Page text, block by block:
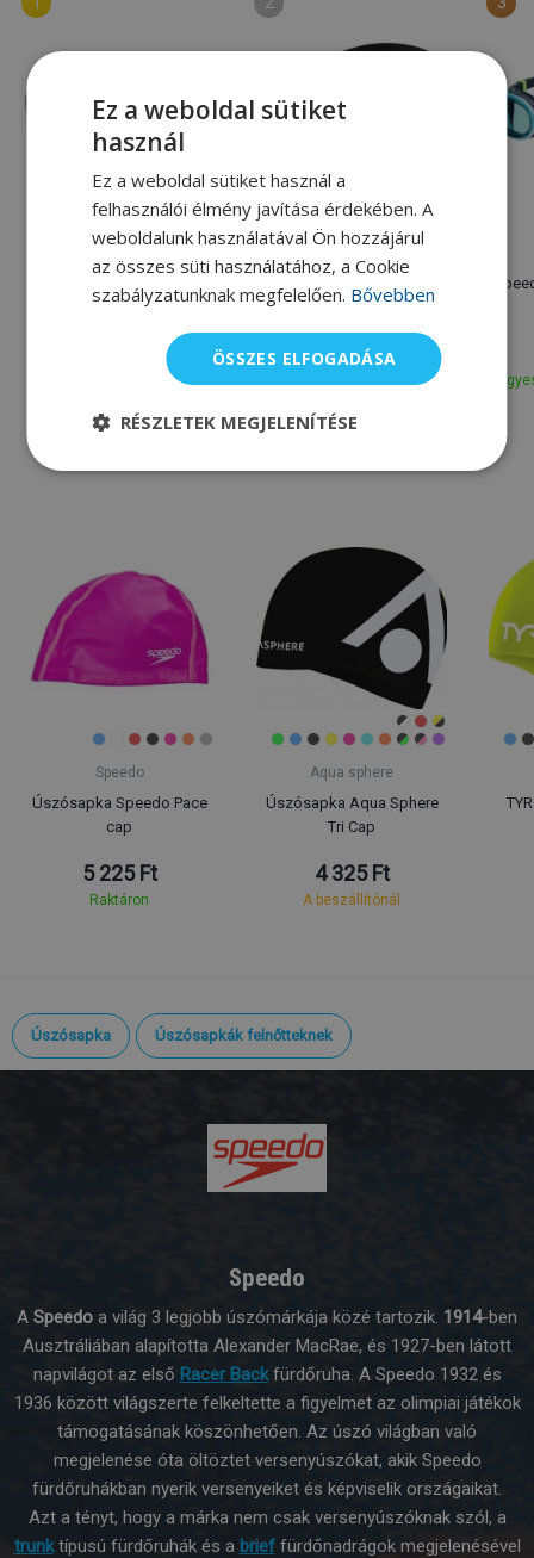
8 070 Ft
Speedo Fastskin Hyper
Elite Mirror
22 445 Ft 19 450 Ft
Raktáron
Speedo
Úszósapka Speedo Pace
cap
5 225 Ft
Raktáron
Aqua sphere
Úszósapka Aqua Sphere
Tri Cap
4 325 Ft
A beszállítónál
Úszósapka Úszósapkák felnőtteknek
Speedo
A Speedo a világ 3 legjobb úszómárkája közé tartozik. 1914-ben
Ausztráliában alapította Alexander MacRae, és 1927-ben látott
napvilágot az első Racer Backfürdőruha. A Speedo 1932 és
1936 között világszerte felkeltette a figyelmet az olimpiai játékok
támogatásának köszönhetően. Az úszó világban való
megjelenése óta öltöztet versenyúszókat, akik Speedo
fürdőruhákban nyerik versenyeiket és képviselik országaikat.
Azt a tényt, hogy a márka nem csak versenyúszóknak szól, a
trunktípusú fürdőruhák és a brieffürdőnadrágok megjelenésével
Ez a weboldal sütiket
használ
Ez a weboldal sütiket használ a
felhasználói élmény javítása érdekében. A
weboldalunk használatával Ön hozzájárul
az összes süti használatához, a Cookie
szabályzatunknak megfelelően. Bővebben
ÖSSZES ELFOGADÁSA
RÉSZLETEK MEGJELENÍTÉSE